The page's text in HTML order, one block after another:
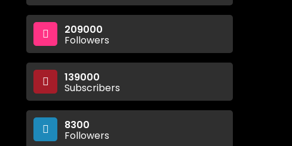
209000
Followers
139000
Subscribers
8300
Followers